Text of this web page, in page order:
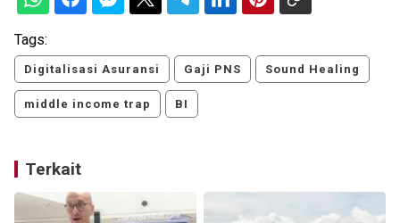
Tags:
Digitalisasi Asuransi Gaji PNS Sound Healing
middle income trap BI
Terkait